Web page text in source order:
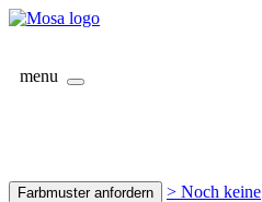
menu
Farbmuster anfordern
> Noch keine